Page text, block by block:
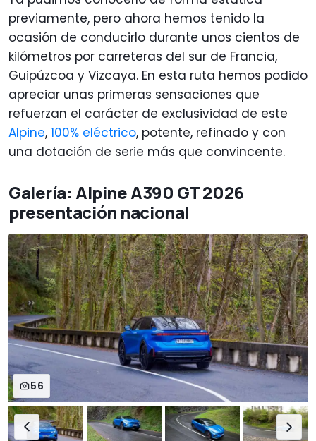
previamente, pero ahora hemos tenido la
ocasión de conducirlo durante unos cientos de
kilómetros por carreteras del sur de Francia,
Guipúzcoa y Vizcaya. En esta ruta hemos podido
apreciar unas primeras sensaciones que
refuerzan el carácter de exclusividad de este
Alpine, 100% eléctrico, potente, refinado y con
una dotación de serie más que convincente.
Galería: Alpine A390 GT 2026
presentación nacional
56